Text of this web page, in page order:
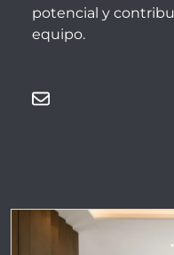
potencial y
equipo.